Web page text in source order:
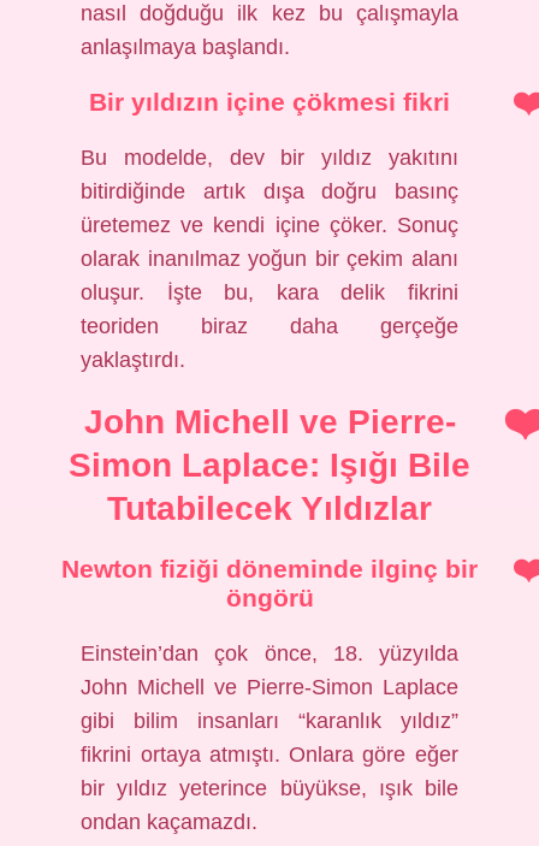
nasıl doğduğu ilk kez bu çalışmayla
anlaşılmaya başlandı.
Bir yıldızın içine çökmesi fikri
Bu modelde, dev bir yıldız yakıtını
bitirdiğinde artık dışa doğru basınç
üretemez ve kendi içine çöker. Sonuç
olarak inanılmaz yoğun bir çekim alanı
oluşur. İşte bu, kara delik fikrini
teoriden biraz daha gerçeğe
yaklaştırdı.
John Michell ve Pierre-
Simon Laplace: Işığı Bile
Tutabilecek Yıldızlar
Newton fiziği döneminde ilginç bir
öngörü
Einstein’dan çok önce, 18. yüzyılda
John Michell ve Pierre-Simon Laplace
gibi bilim insanları “karanlık yıldız”
fikrini ortaya atmıştı. Onlara göre eğer
bir yıldız yeterince büyükse, ışık bile
ondan kaçamazdı.